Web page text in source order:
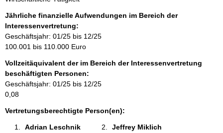
o
r
m
a
t
o
n
e
n
:
Jährliche finanzielle Aufwendungen im Bereich der
Interessenvertretung:
Geschäftsjahr: 01/25 bis 12/25
100.001 bis 110.000 Euro
Vollzeitäquivalent der im Bereich der Interessenvertretung
beschäftigten Personen:
Geschäftsjahr: 01/25 bis 12/25
0,08
Vertretungsberechtigte Person(en):
Adrian Leschnik
Jeffrey Miklich